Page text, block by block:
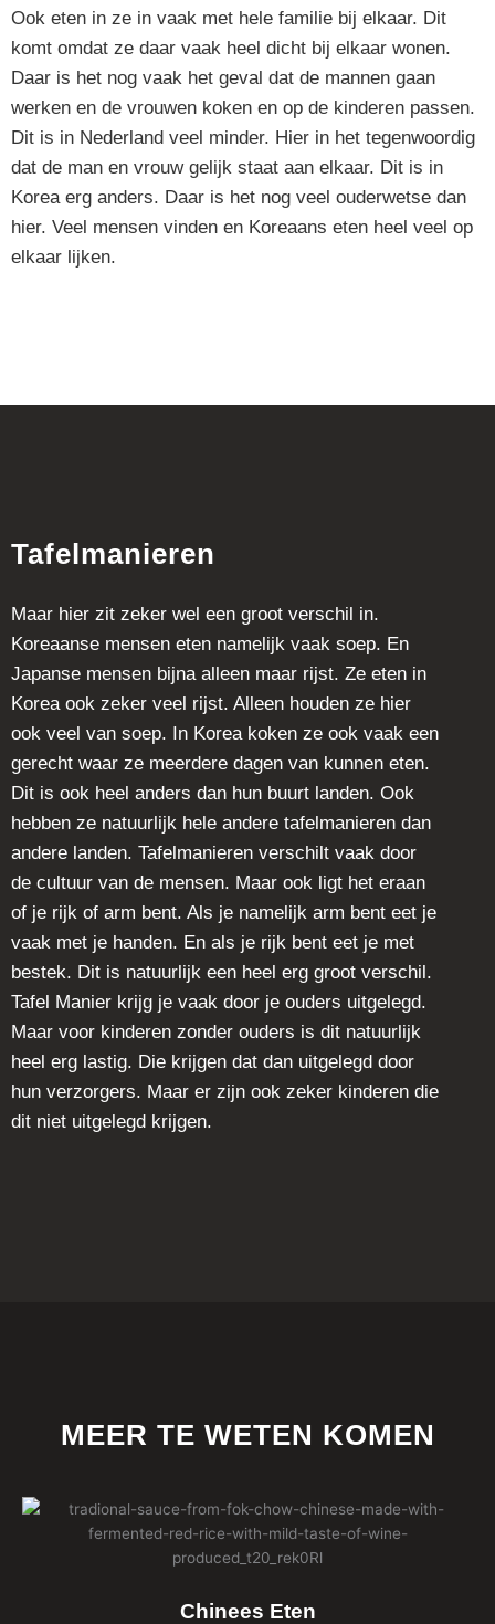
Ook eten in ze in vaak met hele familie bij elkaar. Dit
komt omdat ze daar vaak heel dicht bij elkaar wonen.
Daar is het nog vaak het geval dat de mannen gaan
werken en de vrouwen koken en op de kinderen passen.
Dit is in Nederland veel minder. Hier in het tegenwoordig
dat de man en vrouw gelijk staat aan elkaar. Dit is in
Korea erg anders. Daar is het nog veel ouderwetse dan
hier. Veel mensen vinden en Koreaans eten heel veel op
elkaar lijken.
Tafelmanieren
Maar hier zit zeker wel een groot verschil in.
Koreaanse mensen eten namelijk vaak soep. En
Japanse mensen bijna alleen maar rijst. Ze eten in
Korea ook zeker veel rijst. Alleen houden ze hier
ook veel van soep. In Korea koken ze ook vaak een
gerecht waar ze meerdere dagen van kunnen eten.
Dit is ook heel anders dan hun buurt landen. Ook
hebben ze natuurlijk hele andere tafelmanieren dan
andere landen. Tafelmanieren verschilt vaak door
de cultuur van de mensen. Maar ook ligt het eraan
of je rijk of arm bent. Als je namelijk arm bent eet je
vaak met je handen. En als je rijk bent eet je met
bestek. Dit is natuurlijk een heel erg groot verschil.
Tafel Manier krijg je vaak door je ouders uitgelegd.
Maar voor kinderen zonder ouders is dit natuurlijk
heel erg lastig. Die krijgen dat dan uitgelegd door
hun verzorgers. Maar er zijn ook zeker kinderen die
dit niet uitgelegd krijgen.
MEER TE WETEN KOMEN
Chinees Eten